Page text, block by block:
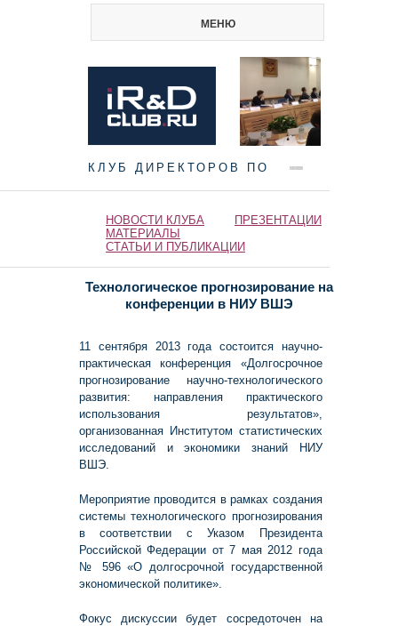
МЕНЮ
КЛУБ ДИРЕКТОРОВ ПО
НАУКЕ И ИННОВАЦИЯМ
НОВОСТИ КЛУБА
ПРЕЗЕНТАЦИИ
МАТЕРИАЛЫ
СТАТЬИ И ПУБЛИКАЦИИ
Технологическое прогнозирование на
конференции в НИУ ВШЭ
11 сентября 2013 года состоится научно-
практическая конференция «Долгосрочное
прогнозирование научно-технологического
развития: направления практического
использования результатов»,
организованная Институтом статистических
исследований и экономики знаний НИУ
ВШЭ.
Мероприятие проводится в рамках создания
системы технологического прогнозирования
в соответствии с Указом Президента
Российской Федерации от 7 мая 2012 года
№ 596 «О долгосрочной государственной
экономической политике».
Фокус дискуссии будет сосредоточен на